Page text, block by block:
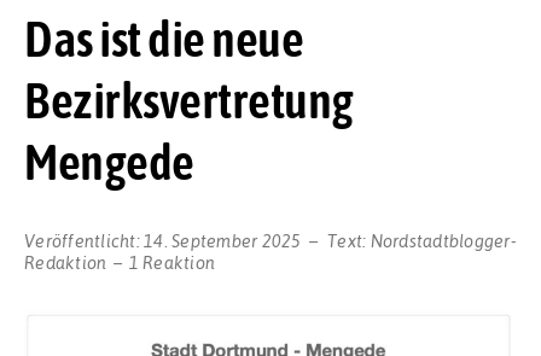
Das ist die neue
Bezirksvertretung
Mengede
Veröffentlicht: 14. September 2025 Text: Nordstadtblogger-
Redaktion
1 Reaktion